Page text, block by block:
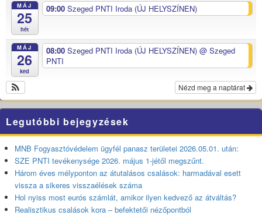
MÁJ
25
hét
09:00 Szeged PNTI Iroda (ÚJ HELYSZÍNEN)
MÁJ
26
ked
08:00 Szeged PNTI Iroda (ÚJ HELYSZÍNEN) @ Szeged
PNTI
Nézd meg a naptárat
Legutóbbi bejegyzések
MNB Fogyasztóvédelem ügyfél panasz területei 2026.05.01. után:
SZE PNTI tevékenysége 2026. május 1-jétől megszűnt.
Három éves mélyponton az átutalásos csalások: harmadával esett
vissza a sikeres visszaélések száma
Hol nyiss most eurós számlát, amikor ilyen kedvező az átváltás?
Realisztikus csalások kora – befektetői nézőpontból